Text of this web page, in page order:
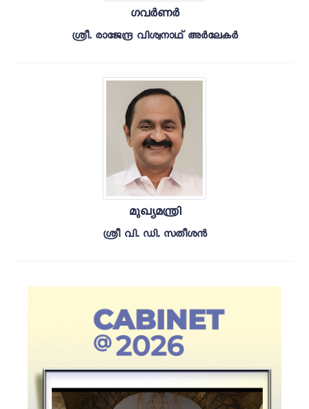
ഗവർണർ
ശ്രീ. രാജേന്ദ്ര വിശ്വനാഥ് അർലേകർ
മുഖ്യമന്ത്രി
ശ്രീ വി. ഡി. സതീശൻ